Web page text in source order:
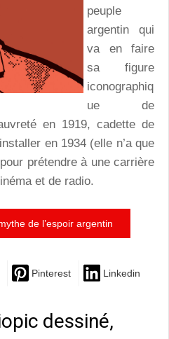
peuple
argentin qui
va en faire
sa figure
iconographiq
ue de
en 1919, cadette de
en 1934 (elle n’a que
prétendre à une carrière
et de radio.
de l’espoir argentin
Pinterest Linkedin
dessiné,